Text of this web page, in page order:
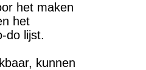
het maken
het
do lijst.
kunnen